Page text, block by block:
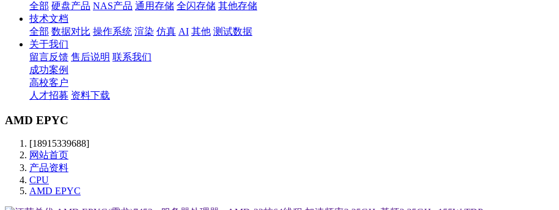
全部 硬盘产品 NAS产品 通用存储 全闪存储 其他存储
技术文档
全部 数据对比 操作系统 渲染 仿真 AI 其他 测试数据
关于我们
留言反馈 售后说明 联系我们
成功案例
高校客户
人才招募 资料下载
AMD EPYC
[18915339688]
网站首页
产品资料
CPU
AMD EPYC